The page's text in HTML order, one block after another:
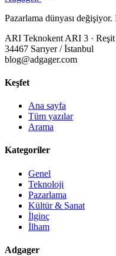
Pazarlama dünyası
ARI Teknokent ARI 3 ·
34467 Sarıyer / İstanbul
blog@adgager.com
Keşfet
Ana sayfa
Tüm yazılar
Arama
Kategoriler
Genel
Teknoloji
Pazarlama
Kültür & Sanat
İlginç
İlham
Adgager